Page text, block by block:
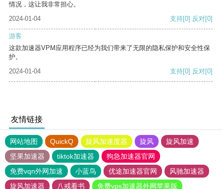
情况，这让我非常担心。
2024-01-04
支持[0] 反对[0]
游客
这款加速器VPM应用程序已经为我们带来了无限的隐私保护和安全性保
护。
2024-01-04
支持[0] 反对[0]
友情链接
网站地图 QuickQ 旋风加速度器 旋风
旋风加速
坚果加速器
tiktok加速器
狗急加速器官网
免费vqn外网加速
小蓝鸟 优途加速器官网
风驰加速器
旋风加速器
八戒看书 免费vps加速器外网苹果版